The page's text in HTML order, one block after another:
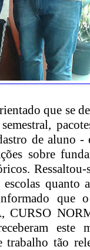
que se
de aluno
sobre
quanto
que
CURSO
este
tão